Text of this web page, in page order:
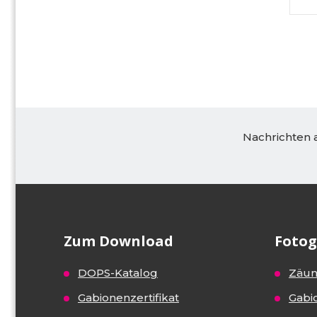
Nachrichten
Zum Download
DOPS-Katalog
Gabionenzertifikat